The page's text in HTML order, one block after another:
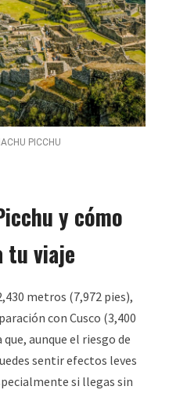
PICCHU
y cómo
tu viaje
metros (7,972 pies),
con Cusco (3,400
aunque el riesgo de
sentir efectos leves
si llegas sin